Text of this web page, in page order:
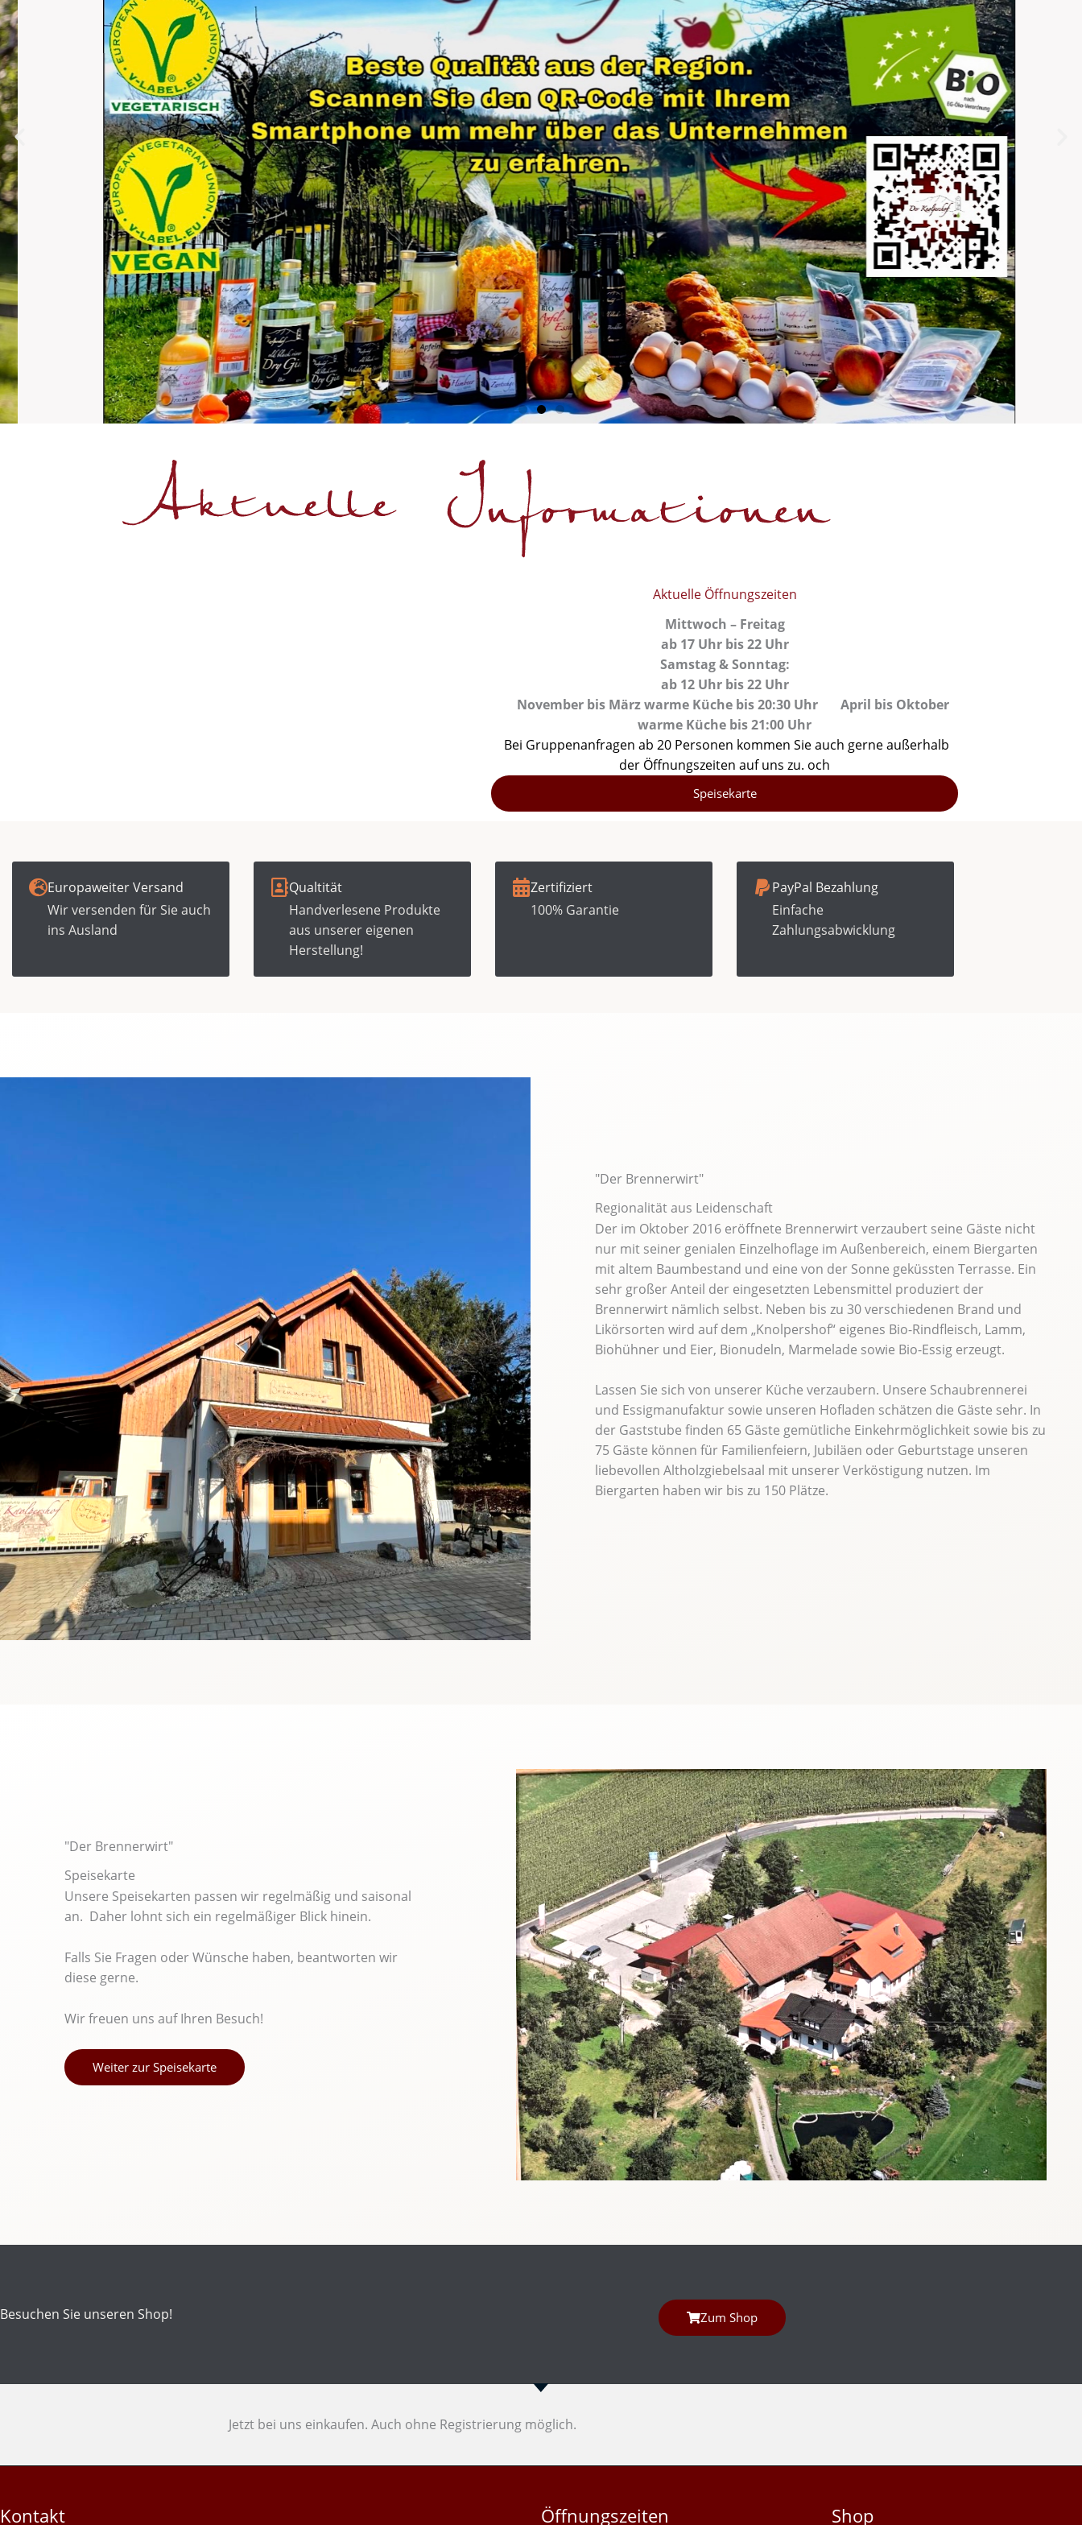
Shop
Aktuelle Öffnungszeiten
Mittwoch – Freitag
ab 17 Uhr bis 22 Uhr
Samstag & Sonntag:
ab 12 Uhr bis 22 Uhr
November bis März warme Küche bis 20:30 Uhr April bis Oktober
warme Küche bis 21:00 Uhr
Bei Gruppenanfragen ab 20 Personen kommen Sie auch gerne außerhalb
der Öffnungszeiten auf uns zu. och
Speisekarte
Europaweiter Versand
Wir versenden für Sie auch
ins Ausland
Qualtität
Handverlesene Produkte
aus unserer eigenen
Herstellung!
Zertifiziert
100% Garantie
PayPal Bezahlung
Einfache
Zahlungsabwicklung
"Der Brennerwirt"
Regionalität aus Leidenschaft
Der im Oktober 2016 eröffnete Brennerwirt verzaubert seine Gäste nicht
nur mit seiner genialen Einzelhoflage im Außenbereich, einem Biergarten
mit altem Baumbestand und eine von der Sonne geküssten Terrasse. Ein
sehr großer Anteil der eingesetzten Lebensmittel produziert der
Brennerwirt nämlich selbst. Neben bis zu 30 verschiedenen Brand und
Likörsorten wird auf dem „Knolpershof“ eigenes Bio-Rindfleisch, Lamm,
Biohühner und Eier, Bionudeln, Marmelade sowie Bio-Essig erzeugt.
Lassen Sie sich von unserer Küche verzaubern. Unsere Schaubrennerei
und Essigmanufaktur sowie unseren Hofladen schätzen die Gäste sehr. In
der Gaststube finden 65 Gäste gemütliche Einkehrmöglichkeit sowie bis zu
75 Gäste können für Familienfeiern, Jubiläen oder Geburtstage unseren
liebevollen Altholzgiebelsaal mit unserer Verköstigung nutzen. Im
Biergarten haben wir bis zu 150 Plätze.
"Der Brennerwirt"
Speisekarte
Unsere Speisekarten passen wir regelmäßig und saisonal
an. Daher lohnt sich ein regelmäßiger Blick hinein.
Falls Sie Fragen oder Wünsche haben, beantworten wir
diese gerne.
Wir freuen uns auf Ihren Besuch!
Weiter zur Speisekarte
Besuchen Sie unseren Shop! Zum Shop
Jetzt bei uns einkaufen. Auch ohne Registrierung möglich.
Kontakt Öffnungszeiten Shop